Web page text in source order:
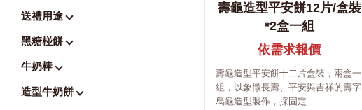
送禮用途
黑糖椪餅
牛奶棒
造型牛奶餅
壽龜造型平安餅12片/盒裝
*2盒一組
依需求報價
壽龜造型平安餅十二片盒裝，兩盒一
組，以象徵長壽、平安與吉祥的壽字
烏龜造型製作，採固定...